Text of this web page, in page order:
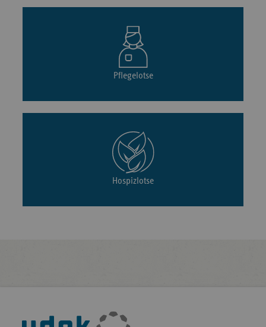
Pflegelotse
Hospizlotse
Fußleisten-